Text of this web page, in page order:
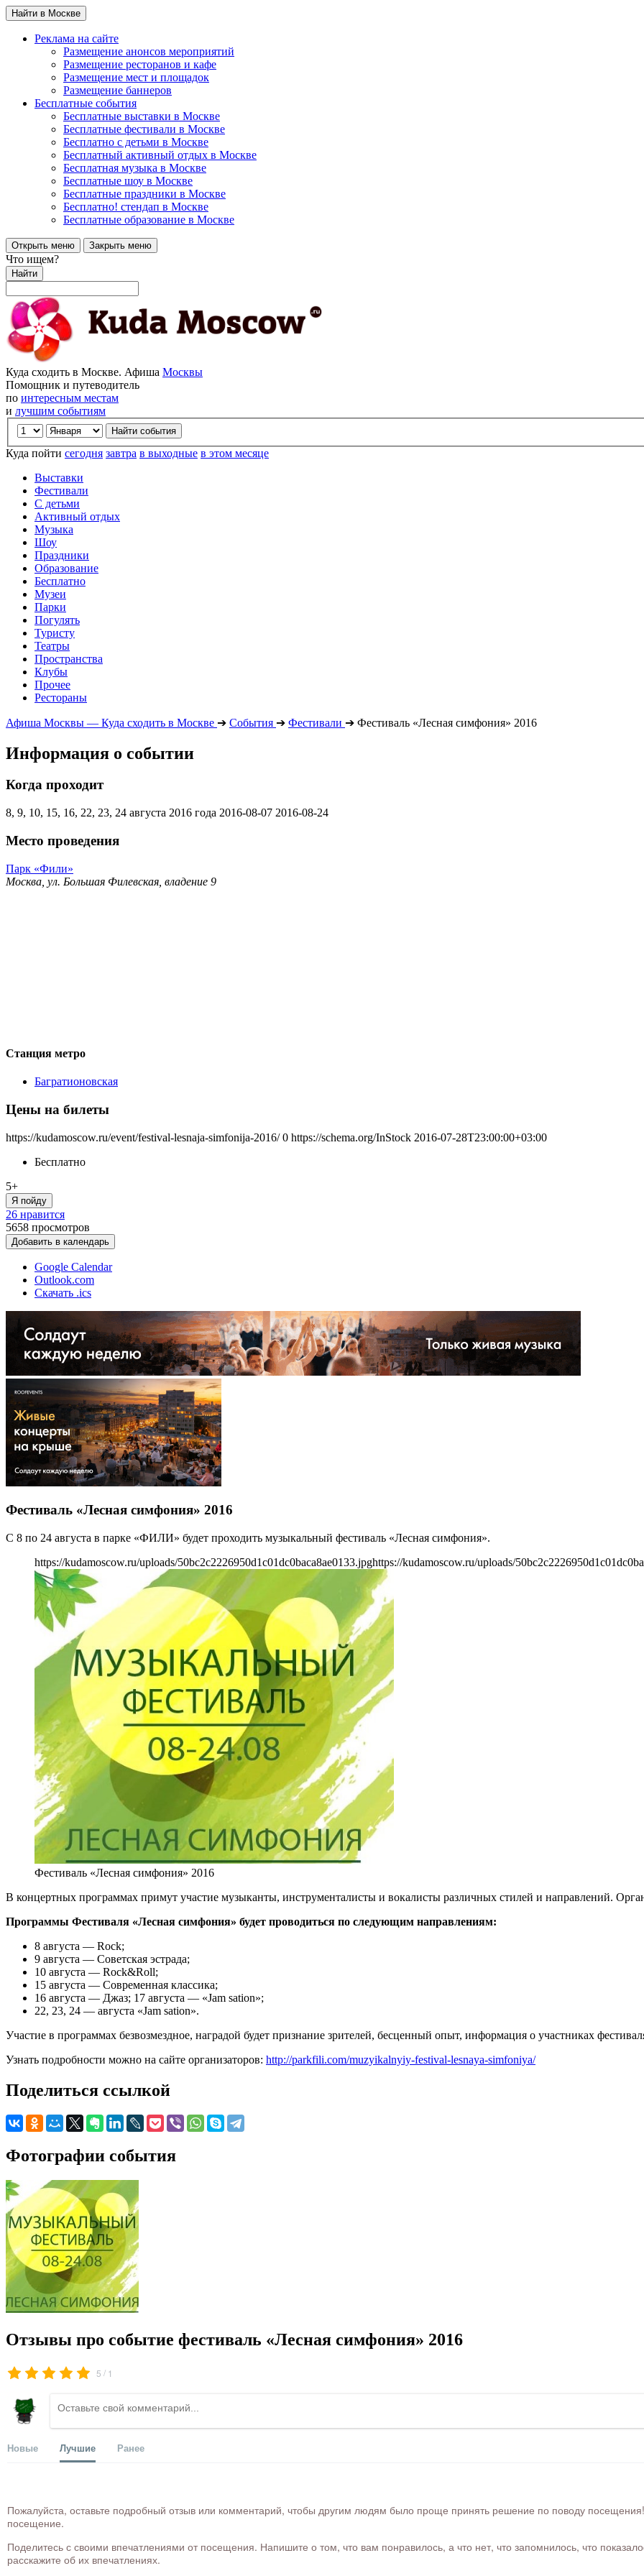
Найти в Москве
Реклама на сайте
Размещение анонсов мероприятий
Размещение ресторанов и кафе
Размещение мест и площадок
Размещение баннеров
Бесплатные события
Бесплатные выставки в Москве
Бесплатные фестивали в Москве
Бесплатно с детьми в Москве
Бесплатный активный отдых в Москве
Бесплатная музыка в Москве
Бесплатные шоу в Москве
Бесплатные праздники в Москве
Бесплатно! стендап в Москве
Бесплатные образование в Москве
Открыть меню Закрыть меню
Что ищем?
Найти
Куда сходить в Москве. Афиша Москвы
Помощник и путеводитель
по интересным местам
и лучшим событиям
Куда пойти сегодня завтра в выходные в этом месяце
Выставки
Фестивали
С детьми
Активный отдых
Музыка
Шоу
Праздники
Образование
Бесплатно
Музеи
Парки
Погулять
Туристу
Театры
Пространства
Клубы
Прочее
Рестораны
Афиша Москвы — Куда сходить в Москве ➔ События ➔ Фестивали ➔ Фестиваль «Лесная симфония» 2016
Информация о событии
Когда проходит
8, 9, 10, 15, 16, 22, 23, 24 августа 2016 года 2016-08-07 2016-08-24
Место проведения
Парк «Фили»
Москва, ул. Большая Филевская, владение 9
Станция метро
Багратионовская
Цены на билеты
https://kudamoscow.ru/event/festival-lesnaja-simfonija-2016/ 0 https://schema.org/InStock 2016-07-28T23:00:00+03:00
Бесплатно
5+
Я пойду
26 нравится
5658 просмотров
Добавить в календарь
Google Calendar
Outlook.com
Скачать .ics
Фестиваль «Лесная симфония» 2016
С 8 по 24 августа в парке «ФИЛИ» будет проходить музыкальный фестиваль «Лесная симфония».
https://kudamoscow.ru/uploads/50bc2c2226950d1c01dc0baca8ae0133.jpghttps://kudamoscow.ru/uploads/
Фестиваль «Лесная симфония» 2016
В концертных программах примут участие музыканты, инструменталисты и вокалисты различных стилей и направлений.
Программы Фестиваля «Лесная симфония» будет проводиться по следующим направлениям:
8 августа — Rock;
9 августа — Советская эстрада;
10 августа — Rock&Roll;
15 августа — Современная классика;
16 августа — Джаз; 17 августа — «Jam sation»;
22, 23, 24 — августа «Jam sation».
Участие в программах безвозмездное, наградой будет признание зрителей, бесценный опыт, информация о участниках
Узнать подробности можно на сайте организаторов: http://parkfili.com/muzyikalnyiy-festival-lesnaya-simfoniya/
Поделиться ссылкой
Фотографии события
Отзывы про событие фестиваль «Лесная симфония» 2016
5 / 1
Новые Лучшие Ранее
Пожалуйста, оставьте подробный отзыв или комментарий, чтобы другим людям было проще принять решение по поводу посещения!
посещение.
Поделитесь с своими впечатлениями от посещения. Напишите о том, что вам понравилось, а что нет, что запомнилось, что
расскажите об их впечатлениях.